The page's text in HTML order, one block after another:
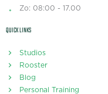
Zo: 08:00 - 17.00
QUICK LINKS
Studios
Rooster
Blog
Personal Training